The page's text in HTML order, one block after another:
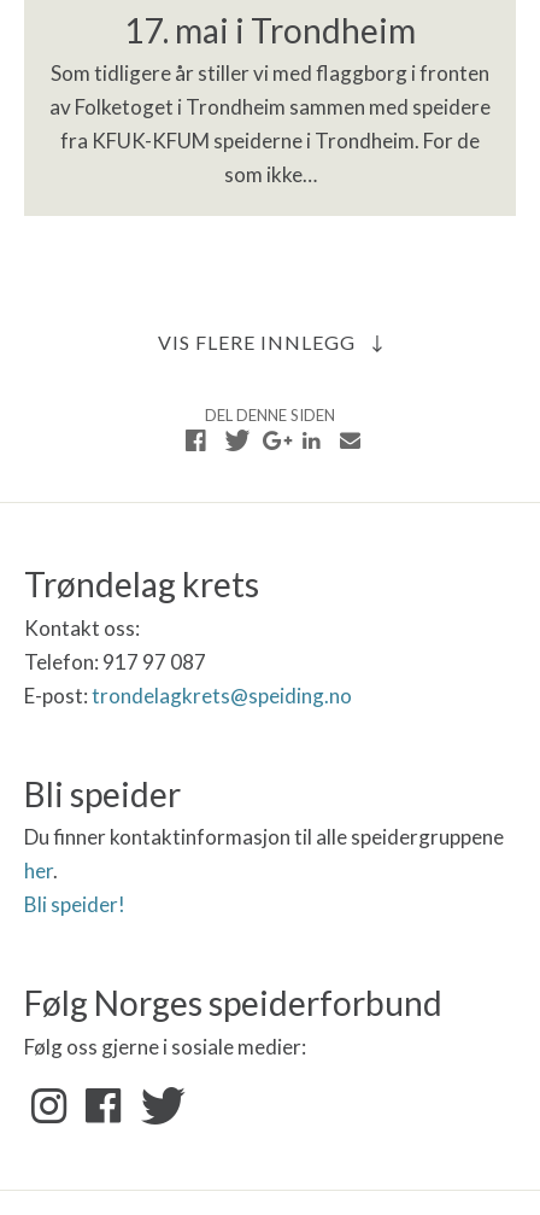
17. mai i Trondheim
Som tidligere år stiller vi med flaggborg i fronten
av Folketoget i Trondheim sammen med speidere
fra KFUK-KFUM speiderne i Trondheim. For de
som ikke…
VIS FLERE INNLEGG
DEL DENNE SIDEN
Trøndelag krets
Kontakt oss:
Telefon: 917 97 087
E-post:trondelagkrets@speiding.no
Bli speider
Du finner kontaktinformasjon til alle speidergruppene
her.
Bli speider!
Følg Norges speiderforbund
Følg oss gjerne i sosiale medier: